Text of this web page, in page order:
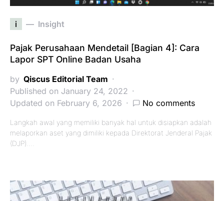
i Insight
Pajak Perusahaan Mendetail [Bagian 4]: Cara
Lapor SPT Online Badan Usaha
by Qiscus Editorial Team
Published on January 24, 2022
Updated on February 6, 2026
No comments
Langkah awal yang memiliki banyak hal untuk disiapkan adalah
melaporkan aset yang dimiliki kepada Direktorat Jenderal Pajak
(DJP).…